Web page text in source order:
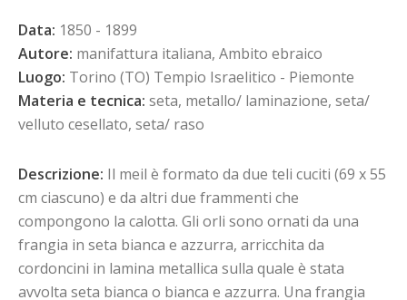
Data: 1850 - 1899
Autore: manifattura italiana, Ambito ebraico
Luogo: Torino (TO) Tempio Israelitico - Piemonte
Materia e tecnica: seta, metallo/ laminazione, seta/
velluto cesellato, seta/ raso
Descrizione: Il meil è formato da due teli cuciti (69 x 55
cm ciascuno) e da altri due frammenti che
compongono la calotta. Gli orli sono ornati da una
frangia in seta bianca e azzurra, arricchita da
cordoncini in lamina metallica sulla quale è stata
avvolta seta bianca o bianca e azzurra. Una frangia